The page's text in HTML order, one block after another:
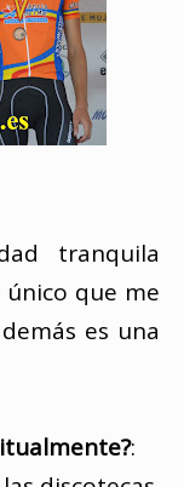
tranquila
único que me
es una
: